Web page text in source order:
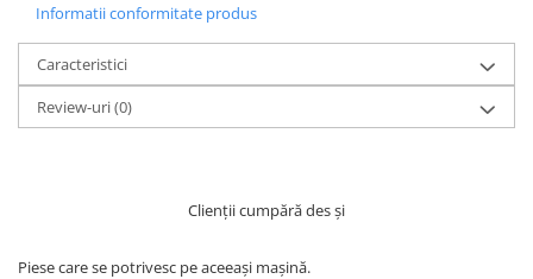
Informatii conformitate produs
Caracteristici
Review-uri(0)
Clienții cumpără des și
Piese care se potrivesc pe aceeași mașină.